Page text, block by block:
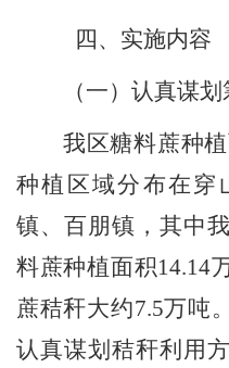
四、 实施内容
（一）认真谋
我区糖料蔗种
种植区域分布在穿
镇、百朋镇，其中我
料蔗种植面积14.14
蔗秸秆大约7.5万吨
认真谋划秸秆利用